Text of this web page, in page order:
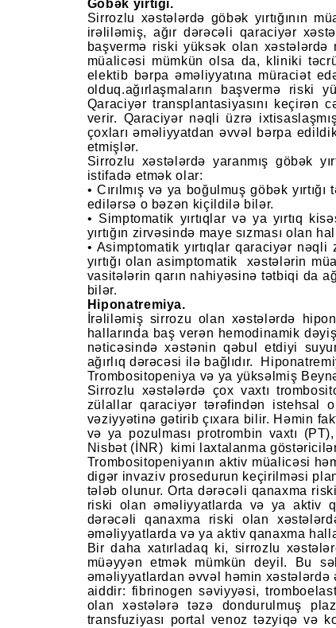
Göbək yırtığı.
Sirrozlu xəstələrdə göbək yırtığının
irəliləmiş, ağır dərəcəli qaraciyər
başvermə riski yüksək olan xəstələrdə
müalicəsi mümkün olsa da, kliniki
elektib bərpa əməliyyatına müraciət
olduq.ağırlaşmaların başvermə riski
Qaraciyər transplantasiyasını keçirən
verir. Qaraciyər nəqli üzrə
çoxları əməliyyatdan əvvəl bərpa
etmişlər.
Sirrozlu xəstələrdə yaranmış göbək
istifadə etmək olar:
• Cırılmış və ya boğulmuş göbək
edilərsə o bəzən kiçildilə bilər.
• Simptomatik yırtıqlar və ya yırtıq
yırtığın zirvəsində maye sızması olan
• Asimptomatik yırtıqlar qaraciyər
yırtığı olan asimptomatik xəstələrin
vasitələrin qarın nahiyəsinə tətbiqi da
bilər.
Hiponatremiya.
İrəliləmiş sirrozu olan xəstələrdə
hallarında baş verən hemodinamik
nəticəsində xəstənin qəbul etdiyi
ağırlıq dərəcəsi ilə bağlıdır.
Trombositopeniya və ya yüksəlmiş
Sirrozlu xəstələrdə çox vaxtı
zülallar qaraciyər tərəfindən istehsal
vəziyyətinə gətirib çıxara bilir. Həmin
və ya pozulması protrombin vaxtı
Nisbət (İNR) kimi laxtalanma
Trombositopeniyanın aktiv müalicəsi
digər invaziv prosedurun keçirilməsi
tələb olunur. Orta dərəcəli qanaxma
riski olan əməliyyatlarda və ya aktiv
dərəcəli qanaxma riski olan
əməliyyatlarda və ya aktiv qanaxma
Bir daha xatırladaq ki, sirrozlu
müəyyən etmək mümkün deyil. Bu
əməliyyatlardan əvvəl həmin xəstələrdə
aiddir: fibrinogen səviyyəsi,
olan xəstələrə təzə dondurulmuş
transfuziyası portal venoz təzyiqə və